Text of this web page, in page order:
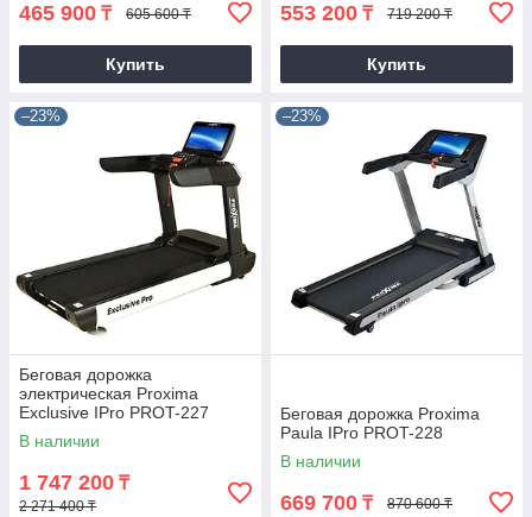
465 900 ₸ 605 600 ₸
Купить
553 200 ₸ 719 200 ₸
Купить
–23%
Беговая дорожка
электрическая Proxima
Exclusive IPro PROT-227
В наличии
1 747 200 ₸
2 271 400 ₸
–23%
Беговая дорожка Proxima
Paula IPro PROT-228
В наличии
669 700 ₸ 870 600 ₸